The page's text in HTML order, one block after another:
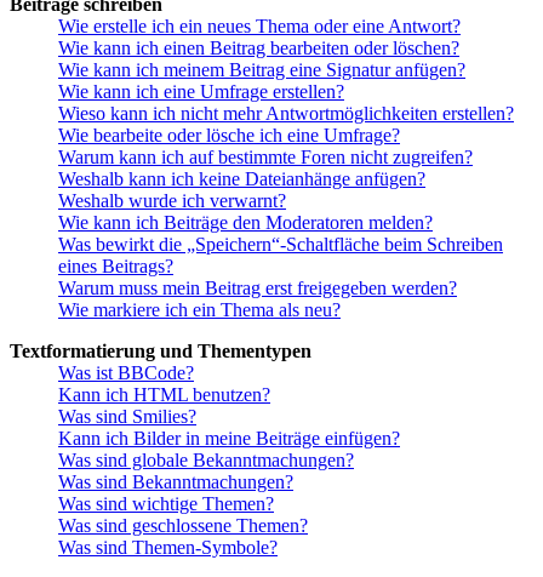
Beiträge schreiben
Wie erstelle ich ein neues Thema oder eine Antwort?
Wie kann ich einen Beitrag bearbeiten oder löschen?
Wie kann ich meinem Beitrag eine Signatur anfügen?
Wie kann ich eine Umfrage erstellen?
Wieso kann ich nicht mehr Antwortmöglichkeiten erstellen?
Wie bearbeite oder lösche ich eine Umfrage?
Warum kann ich auf bestimmte Foren nicht zugreifen?
Weshalb kann ich keine Dateianhänge anfügen?
Weshalb wurde ich verwarnt?
Wie kann ich Beiträge den Moderatoren melden?
Was bewirkt die „Speichern“-Schaltfläche beim Schreiben
eines Beitrags?
Warum muss mein Beitrag erst freigegeben werden?
Wie markiere ich ein Thema als neu?
Textformatierung und Thementypen
Was ist BBCode?
Kann ich HTML benutzen?
Was sind Smilies?
Kann ich Bilder in meine Beiträge einfügen?
Was sind globale Bekanntmachungen?
Was sind Bekanntmachungen?
Was sind wichtige Themen?
Was sind geschlossene Themen?
Was sind Themen-Symbole?